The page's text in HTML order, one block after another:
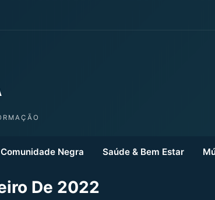
Comunidade Negra Saúde & Bem Estar
De 2022